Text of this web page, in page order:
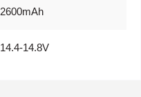
2600mAh
14.4-14.8V